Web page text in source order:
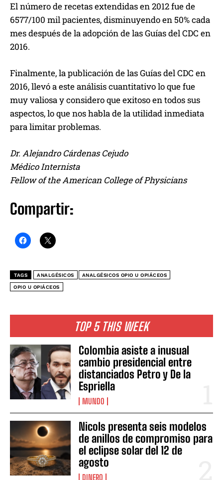
TOP 5 THIS WEEK
Colombia asiste a inusual
cambio presidencial entre
distanciados Petro y De la
Espriella
MUNDO
Nicols presenta seis modelos
de anillos de compromiso para
el eclipse solar del 12 de
agosto
DINERO
El número de recetas extendidas en 2012 fue de
6577/100 mil pacientes, disminuyendo en 50% cada
mes después de la adopción de las Guías del CDC en
2016.
Finalmente, la publicación de las Guías del CDC en
2016, llevó a este análisis cuantitativo lo que fue
muy valiosa y considero que exitoso en todos sus
aspectos, lo que nos habla de la utilidad inmediata
para limitar problemas.
Dr. Alejandro Cárdenas Cejudo
Médico Internista
Fellow of the American College of Physicians
Compartir:
TAGS ANALGÉSICOS ANALGÉSICOS OPIO U OPIÁCEOS
OPIO U OPIÁCEOS